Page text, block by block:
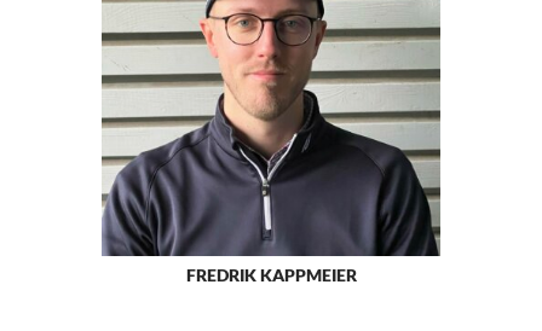
FREDRIK KAPPMEIER